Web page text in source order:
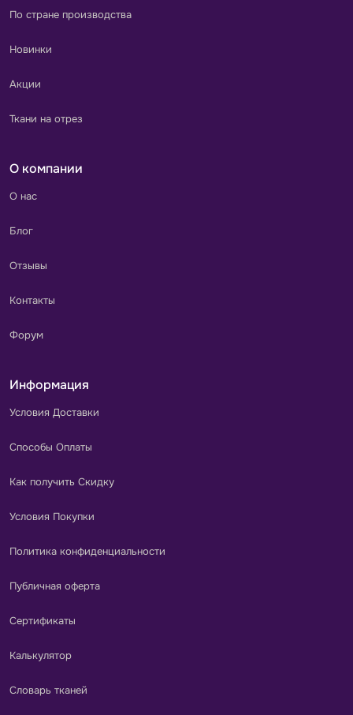
По стране производства
Новинки
Акции
Ткани на отрез
О компании
О нас
Блог
Отзывы
Контакты
Форум
Информация
Условия Доставки
Способы Оплаты
Как получить Скидку
Условия Покупки
Политика конфиденциальности
Публичная оферта
Сертификаты
Калькулятор
Словарь тканей